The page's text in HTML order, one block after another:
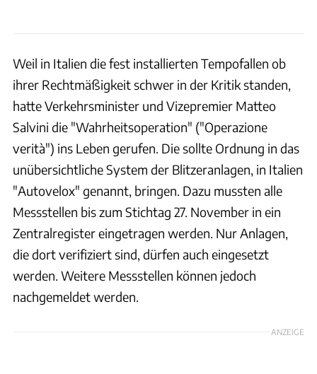
Weil in Italien die fest installierten Tempofallen ob
ihrer Rechtmäßigkeit schwer in der Kritik standen,
hatte Verkehrsminister und Vizepremier Matteo
Salvini die "Wahrheitsoperation" ("Operazione
verità") ins Leben gerufen. Die sollte Ordnung in das
unübersichtliche System der Blitzeranlagen, in Italien
"Autovelox" genannt, bringen. Dazu mussten alle
Messstellen bis zum Stichtag 27. November in ein
Zentralregister eingetragen werden. Nur Anlagen,
die dort verifiziert sind, dürfen auch eingesetzt
werden. Weitere Messstellen können jedoch
nachgemeldet werden.
ANZEIGE